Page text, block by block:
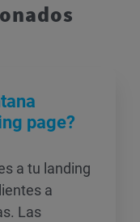
page?
a tu landing
a
Las